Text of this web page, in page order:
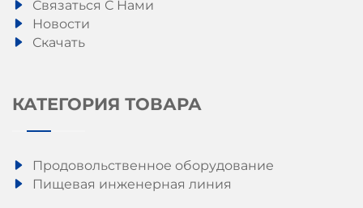
Связаться С Нами
Новости
Скачать
КАТЕГОРИЯ ТОВАРА
Продовольственное оборудование
Пищевая инженерная линия